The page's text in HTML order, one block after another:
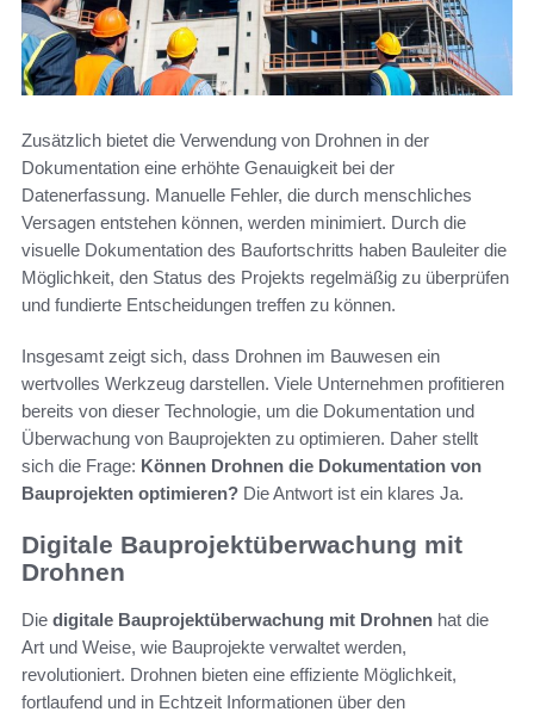
Zusätzlich bietet die Verwendung von Drohnen in der
Dokumentation eine erhöhte Genauigkeit bei der
Datenerfassung. Manuelle Fehler, die durch menschliches
Versagen entstehen können, werden minimiert. Durch die
visuelle Dokumentation des Baufortschritts haben Bauleiter die
Möglichkeit, den Status des Projekts regelmäßig zu überprüfen
und fundierte Entscheidungen treffen zu können.
Insgesamt zeigt sich, dass Drohnen im Bauwesen ein
wertvolles Werkzeug darstellen. Viele Unternehmen profitieren
bereits von dieser Technologie, um die Dokumentation und
Überwachung von Bauprojekten zu optimieren. Daher stellt
sich die Frage: Können Drohnen die Dokumentation von
Bauprojekten optimieren? Die Antwort ist ein klares Ja.
Digitale Bauprojektüberwachung mit
Drohnen
Die digitale Bauprojektüberwachung mit Drohnen hat die
Art und Weise, wie Bauprojekte verwaltet werden,
revolutioniert. Drohnen bieten eine effiziente Möglichkeit,
fortlaufend und in Echtzeit Informationen über den